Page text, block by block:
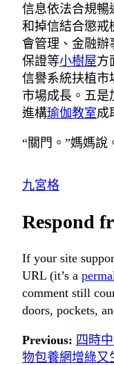
信息依法合規暢
和掉信結合懲戒
會管理、金融辦
保證等小樹屋方
信譽系統扶植市
市場成長。五是
進構瑜伽教室成
“關門。”媽媽說
九宮格
Respond
If your site
URL (it’s a
comment still
doors, pockets,
Previous: 四時
物包養網增綠又